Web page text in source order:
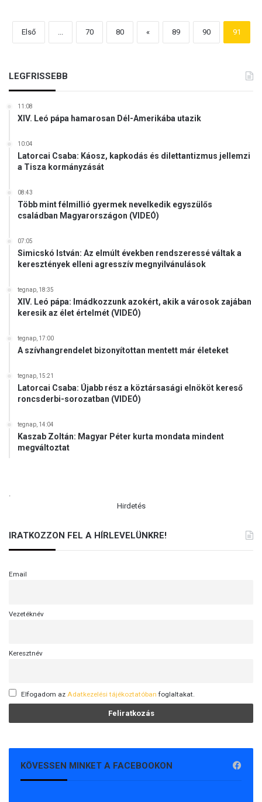
Első ... 70 80 « 89 90 91
LEGFRISSEBB
11:08
XIV. Leó pápa hamarosan Dél-Amerikába utazik
10:04
Latorcai Csaba: Káosz, kapkodás és dilettantizmus jellemzi
a Tisza kormányzását
08:43
Több mint félmillió gyermek nevelkedik egyszülős
családban Magyarországon (VIDEÓ)
07:05
Simicskó István: Az elmúlt években rendszeressé váltak a
keresztények elleni agresszív megnyilvánulások
tegnap, 18:35
XIV. Leó pápa: Imádkozzunk azokért, akik a városok zajában
keresik az élet értelmét (VIDEÓ)
tegnap, 17:00
A szívhangrendelet bizonyítottan mentett már életeket
tegnap, 15:21
Latorcai Csaba: Újabb rész a köztársasági elnököt kereső
roncsderbi-sorozatban (VIDEÓ)
tegnap, 14:04
Kaszab Zoltán: Magyar Péter kurta mondata mindent
megváltoztat
.
Hirdetés
IRATKOZZON FEL A HÍRLEVELÜNKRE!
Email
Vezetéknév
Keresztnév
Elfogadom az Adatkezelési tájékoztatóban foglaltakat.
KÖVESSEN MINKET A FACEBOOKON